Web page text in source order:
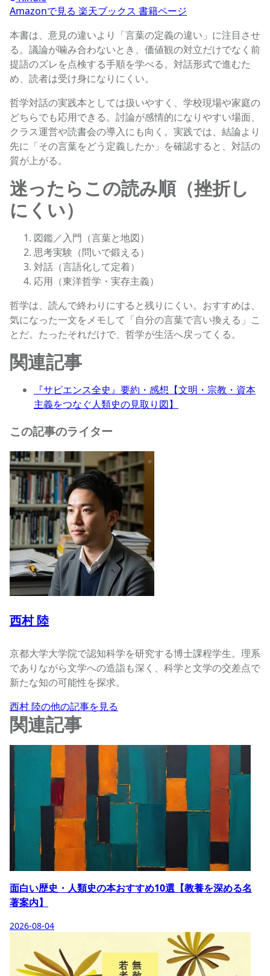
Amazonで見る 楽天ブックス 書籍ページ
本書は、意見の違いより「言葉の定義の違い」に注目させ
る。議論が噛み合わないとき、価値観の対立だけでなく前
提語のズレを点検する手順を学べる。対話形式で進むた
め、読者は受け身になりにくい。
哲学対話の実践本としては扱いやすく、学校現場や家庭の
どちらでも応用できる。討論が感情的になりやすい場面、
クラス運営や読書会の導入にも向く。実践では、結論より
先に「その言葉をどう定義したか」を確認すると、対話の
質が上がる。
迷ったらこの読み順（挫折し
にくい）
図鑑／入門（言葉と地図）
思考実験（問いで鍛える）
対話（言語化して定着）
応用（東洋哲学・実存主義）
哲学は、読んで終わりにすると残りにくい。おすすめは、
気になった一文をメモして「自分の言葉で言い換える」こ
とだ。たったそれだけで、哲学が生活へ戻ってくる。
関連記事
『サピエンス全史』要約・感想【文明・宗教・資本
主義をつなぐ人類史の見取り図】
この記事のライター
西村 陸
京都大学大学院で認知科学を研究する博士課程学生。理系
でありながら文学への造詣も深く、科学と文学の交差点で
新たな知の可能性を探求。
西村 陸の他の記事を見る
関連記事
面白い歴史・人類史の本おすすめ10選【教養を深める名
著案内】
2026-08-04